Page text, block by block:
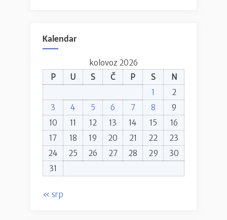
Kalendar
kolovoz 2026
P
U S Č P S
N
1
2
3
4 5 6 7 8
9
10
11 12 13 14 15
16
17
18 19 20 21 22
23
24
25 26 27 28 29
30
31
« srp